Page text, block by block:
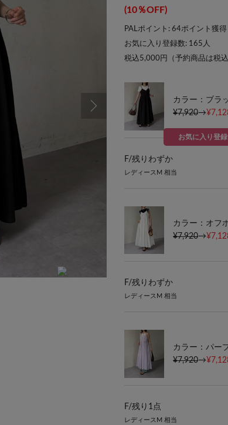
身長152cm フリーサイズ
(10％OFF)
PALポイント: 64ポイント獲得 [
お気に入り登録数: 165 人
税込5,000円（予約商品は税
カラー：ブラ
¥7,920→
F/残りわずか
レディースM 相当
お気に入り登
カラー：オフ
¥7,920→
F/残りわずか
レディースM 相当
カラー：パー
¥7,920→
F/残り1点
レディースM 相当